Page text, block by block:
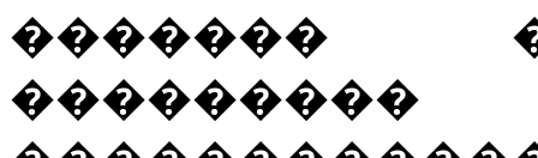
�������